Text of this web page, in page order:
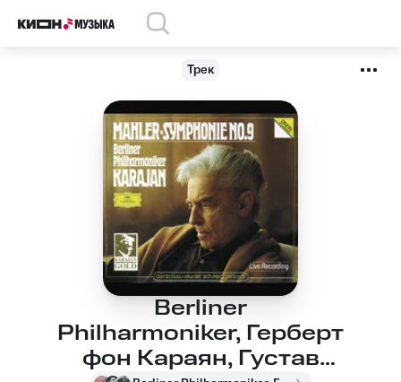
Трек
Berliner
Philharmoniker, Герберт
фон Караян, Густав